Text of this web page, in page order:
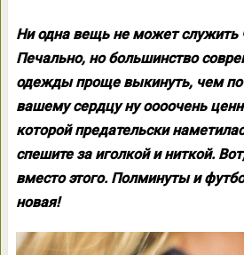
Ни одна вещь не может служить
Печально, но большинство
одежды проще выкинуть, чем
вашему сердцу ну оооочень
которой предательски
спешите за иголкой и ниткой.
вместо этого. Полминуты и
новая!